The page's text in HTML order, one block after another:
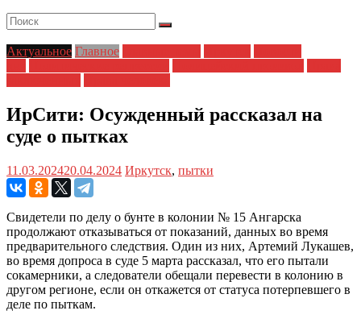
Актуальное Главное
ИрСити: Осужденный рассказал на
суде о пытках
11.03.202420.04.2024 Иркутск, пытки
Свидетели по делу о бунте в колонии № 15 Ангарска
продолжают отказываться от показаний, данных во время
предварительного следствия. Один из них, Артемий Лукашев,
во время допроса в суде 5 марта рассказал, что его пытали
сокамерники, а следователи обещали перевести в колонию в
другом регионе, если он откажется от статуса потерпевшего в
деле по пыткам.